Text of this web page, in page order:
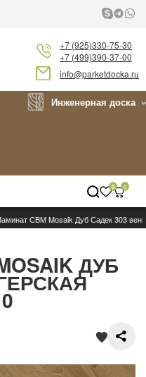
+7 (925)330-75-30
+7 (499)390-37-00
info@parketdocka.ru
Инженерная доска
0 0
CBM Mosaik Дуб Садек 303
ДУБ